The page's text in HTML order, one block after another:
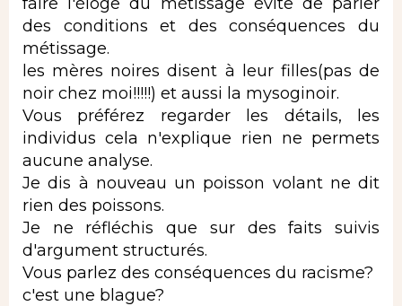
des conditions et des conséquences du
métissage.
les mères noires disent à leur filles(pas de
noir chez moi!!!!!) et aussi la mysoginoir.
Vous préférez regarder les détails, les
individus cela n'explique rien ne permets
aucune analyse.
Je dis à nouveau un poisson volant ne dit
rien des poissons.
Je ne réfléchis que sur des faits suivis
d'argument structurés.
Vous parlez des conséquences du racisme?
c'est une blague?